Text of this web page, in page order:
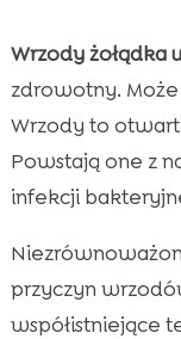
Wrzody żołądka
zdrowotny.
Wrzody to
Powstają one z
infekcji
przyczyn
współistniejące